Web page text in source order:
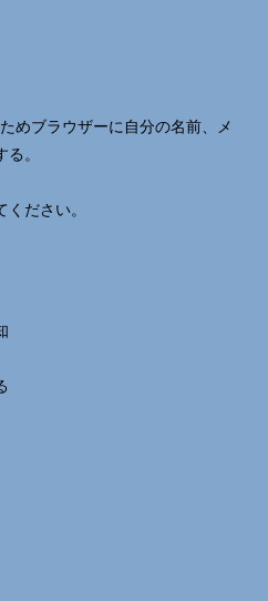
めブラウザーに自分の名前、メ
。
ださい。